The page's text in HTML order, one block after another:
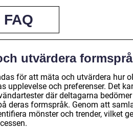
FAQ
utvärdera
för att mäta och utvärdera hur
upplevelse och preferenser. Det
där deltagarna
deras formspråk. Genom att
mönster och trender, vilket